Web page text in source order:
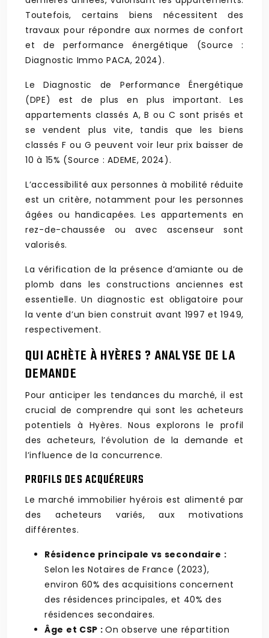
Toutefois, certains biens nécessitent des
travaux pour répondre aux normes de confort
et de performance énergétique (Source :
Diagnostic Immo PACA, 2024).
Le Diagnostic de Performance Énergétique
(DPE) est de plus en plus important. Les
appartements classés A, B ou C sont prisés et
se vendent plus vite, tandis que les biens
classés F ou G peuvent voir leur prix baisser de
10 à 15% (Source : ADEME, 2024).
L’accessibilité aux personnes à mobilité réduite
est un critère, notamment pour les personnes
âgées ou handicapées. Les appartements en
rez-de-chaussée ou avec ascenseur sont
valorisés.
La vérification de la présence d’amiante ou de
plomb dans les constructions anciennes est
essentielle. Un diagnostic est obligatoire pour
la vente d’un bien construit avant 1997 et 1949,
respectivement.
QUI ACHÈTE À HYÈRES ? ANALYSE DE LA
DEMANDE
Pour anticiper les tendances du marché, il est
crucial de comprendre qui sont les acheteurs
potentiels à Hyères. Nous explorons le profil
des acheteurs, l’évolution de la demande et
l’influence de la concurrence.
PROFILS DES ACQUÉREURS
Le marché immobilier hyérois est alimenté par
des acheteurs variés, aux motivations
différentes.
Résidence principale vs secondaire :
Selon les Notaires de France (2023),
environ 60% des acquisitions concernent
des résidences principales, et 40% des
résidences secondaires.
Âge et CSP :On observe une répartition